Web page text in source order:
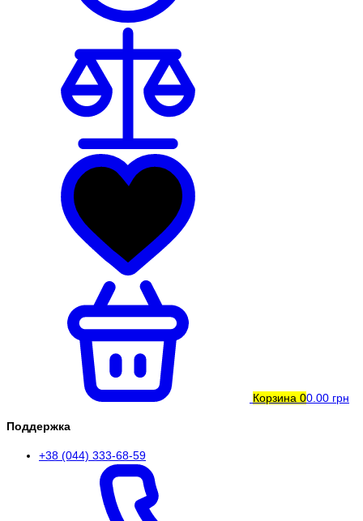
Корзина 00.00 грн
Поддержка
+38 (044) 333-68-59